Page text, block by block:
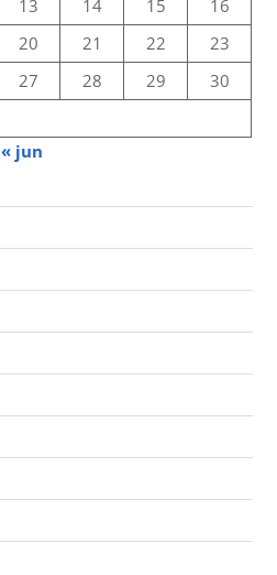
13 14 15
16
20 21 22
23
27 28 29
30
« jun